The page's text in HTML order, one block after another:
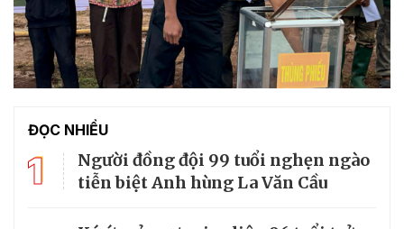
ĐỌC NHIỀU
1
Người đồng đội 99 tuổi nghẹn ngào
tiễn biệt Anh hùng La Văn Cầu